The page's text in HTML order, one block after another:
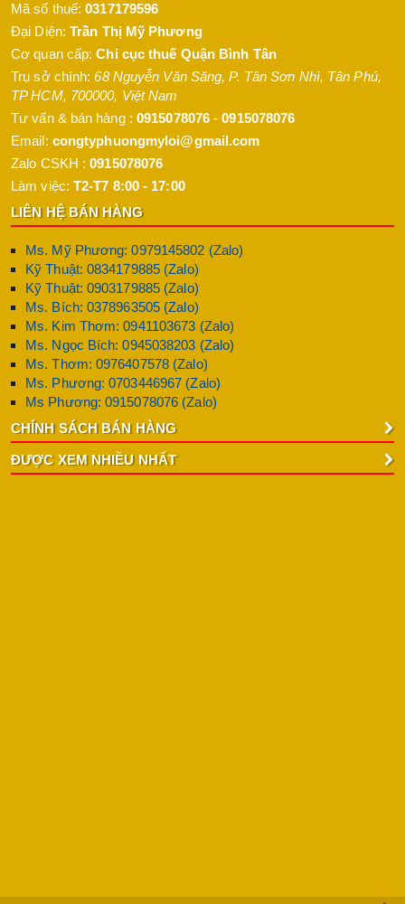
Mã số thuế:0317179596
Đại Diện: Trần Thị Mỹ Phương
Cơ quan cấp:Chi cục thuế Quận Bình Tân
Trụ sở chính:68 Nguyễn Văn Săng, P. Tân Sơn Nhì, Tân Phú,
TP HCM, 700000, Việt Nam
Tư vấn & bán hàng : 0915078076 -0915078076
Email: congtyphuongmyloi@gmail.com
Zalo CSKH :0915078076
Làm việc: T2-T7 8:00 - 17:00
LIÊN HỆ BÁN HÀNG
Ms. Mỹ Phương: 0979145802 (Zalo)
Kỹ Thuật: 0834179885 (Zalo)
Kỹ Thuật: 0903179885 (Zalo)
Ms. Bích: 0378963505 (Zalo)
Ms. Kim Thơm: 0941103673 (Zalo)
Ms. Ngọc Bích: 0945038203 (Zalo)
Ms. Thơm: 0976407578 (Zalo)
Ms. Phương: 0703446967 (Zalo)
Ms Phương: 0915078076 (Zalo)
CHÍNH SÁCH BÁN HÀNG
ĐƯỢC XEM NHIỀU NHẤT